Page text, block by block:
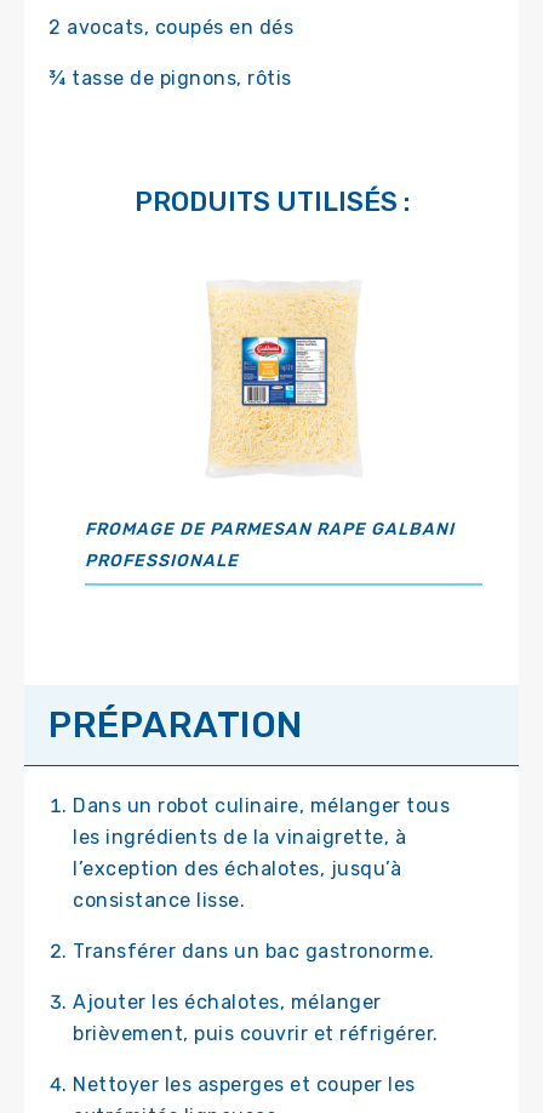
2 avocats, coupés en dés
¾ tasse de pignons, rôtis
PRODUITS UTILISÉS :
FROMAGE DE PARMESAN RAPE GALBANI
PROFESSIONALE
PRÉPARATION
Dans un robot culinaire, mélanger tous
les ingrédients de la vinaigrette, à
l’exception des échalotes, jusqu’à
consistance lisse.
Transférer dans un bac gastronorme.
Ajouter les échalotes, mélanger
brièvement, puis couvrir et réfrigérer.
Nettoyer les asperges et couper les